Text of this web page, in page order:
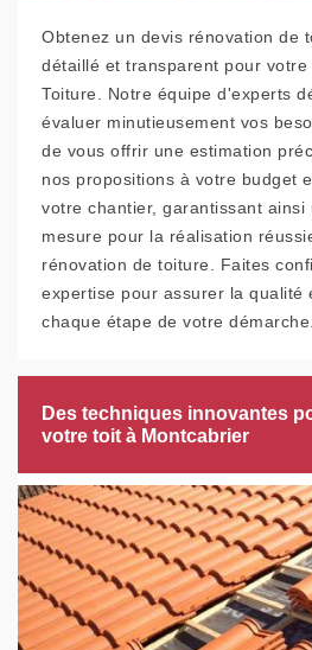
Obtenez un devis rénovation de
détaillé et transparent pour
Toiture. Notre équipe d'experts
évaluer minutieusement vos
de vous offrir une estimation
nos propositions à votre budget
votre chantier, garantissant ainsi
mesure pour la réalisation
rénovation de toiture. Faites
expertise pour assurer la qualité
chaque étape de votre démarche.
Des techniques innovantes
votre toit à Montcabrier